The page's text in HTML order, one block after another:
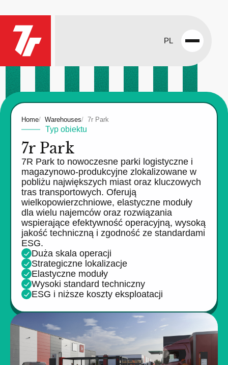
PL
Open
Home Warehouses 7r Park
Typ obiektu
7r Park
7R Park to nowoczesne parki logistyczne i
magazynowo-produkcyjne zlokalizowane w
pobliżu największych miast oraz kluczowych
tras transportowych. Oferują
wielkopowierzchniowe, elastyczne moduły
dla wielu najemców oraz rozwiązania
wspierające efektywność operacyjną, wysoką
jakość techniczną i zgodność ze standardami
ESG.
Duża skala operacji
Strategiczne lokalizacje
Elastyczne moduły
Wysoki standard techniczny
ESG i niższe koszty eksploatacji